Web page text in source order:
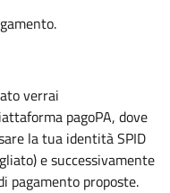
verrai
pagoPA, dove
la tua identità SPID
e successivamente
pagamento proposte.